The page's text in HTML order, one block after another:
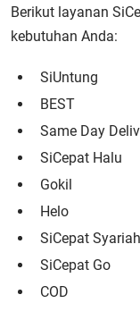
Berikut layanan
kebutuhan Anda:
SiUntung
BEST
Same Day
SiCepat Halu
Gokil
Helo
SiCepat Syariah
SiCepat Go
COD